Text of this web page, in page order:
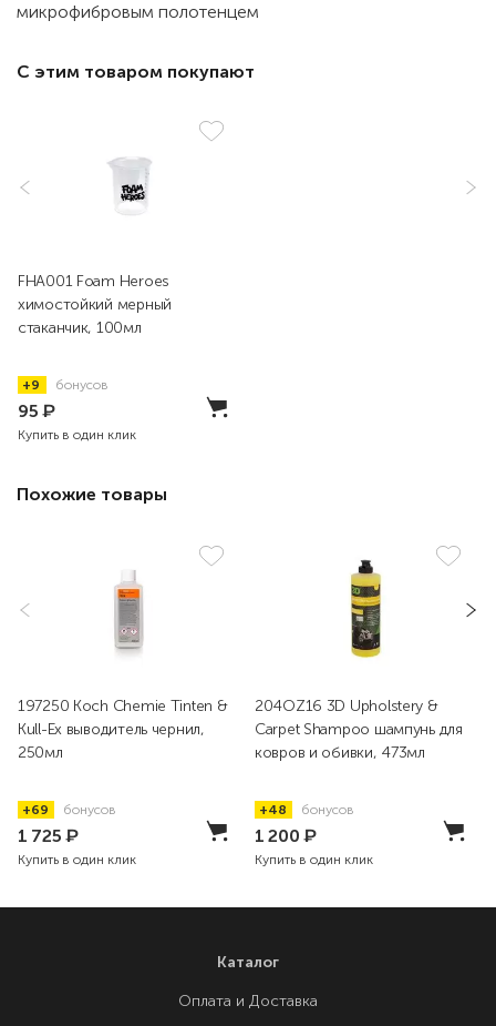
микрофибровым полотенцем
С этим товаром покупают
FHA001 Foam Heroes
химостойкий мерный
стаканчик, 100мл
+9 бонусов
95₽
Купить в один клик
Похожие товары
197250 Koch Chemie Tinten &
Kull-Ex выводитель чернил,
250мл
+69 бонусов
1 725₽
Купить в один клик
204OZ16 3D Upholstery &
Carpet Shampoo шампунь для
ковров и обивки, 473мл
+48 бонусов
1 200₽
Купить в один клик
Каталог
Оплата и Доставка